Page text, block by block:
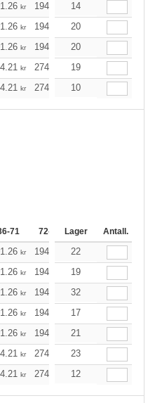
kr 194.79 184.98
14
kr 194.79 184.98
20
kr 194.79 184.98
20
kr 274.96 261.24
19
kr 274.96 261.24
10
71 72-143 144-287
Lager Antall.
kr 194.79 184.98
22
kr 194.79 184.98
19
kr 194.79 184.98
32
kr 194.79 184.98
17
kr 194.79 184.98
21
kr 274.96 261.24
23
kr 274.96 261.24
12